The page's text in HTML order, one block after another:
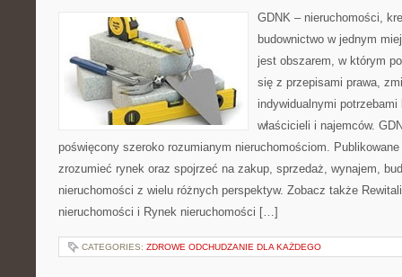
GDNK – nieruchomości,
budownictwo w jednym
jest obszarem, w którym
się z przepisami prawa,
indywidualnymi
właścicieli i najemców.
poświęcony szeroko rozumianym nieruchomościom. Publikowane
zrozumieć rynek oraz spojrzeć na zakup, sprzedaż, wynajem,
nieruchomości z wielu różnych perspektyw. Zobacz także
nieruchomości i Rynek nieruchomości […]
CATEGORIES: ZDROWE ODCHUDZANIE DLA KAŻDEGO